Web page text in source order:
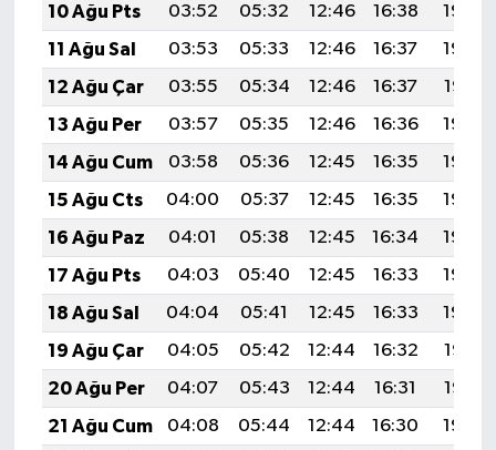
10 Ağu Pts
03:52 05:32 12:46 16:38
19:50
11 Ağu Sal
03:53 05:33 12:46 16:37
19:48
12 Ağu Çar
03:55 05:34 12:46 16:37
19:47
13 Ağu Per
03:57 05:35 12:46 16:36
19:46
14 Ağu Cum
03:58 05:36 12:45 16:35
19:44
15 Ağu Cts
04:00 05:37 12:45 16:35
19:43
16 Ağu Paz
04:01 05:38 12:45 16:34
19:42
17 Ağu Pts
04:03 05:40 12:45 16:33
19:40
18 Ağu Sal
04:04 05:41 12:45 16:33
19:39
19 Ağu Çar
04:05 05:42 12:44 16:32
19:37
20 Ağu Per
04:07 05:43 12:44 16:31
19:36
21 Ağu Cum
04:08 05:44 12:44 16:30
19:34